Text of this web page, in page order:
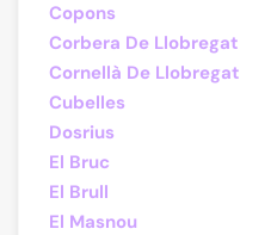
Copons
Corbera De Llobregat
Cornellà De Llobregat
Cubelles
Dosrius
El Bruc
El Brull
El Masnou